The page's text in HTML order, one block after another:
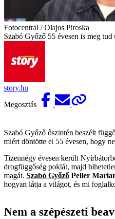
Fotocentral / Olajos Piroska
Szabó Győző 55 évesen is meg tud
story.hu
Megosztás
Szabó Győző őszintén beszélt
miért döntötte el 55 évesen, hogy
Tizennégy évesen került
drogfüggőség poklát, majd
magát. Szabó Győző Peller
hogyan látja a világot, és mi
Nem a szépészeti